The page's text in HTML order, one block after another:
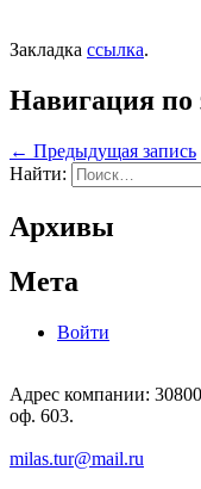
Закладка ссылка.
Навигация по
← Предыдущая запись
Найти:
Архивы
Мета
Войти
Адрес компании:
оф. 603.
milas.tur@mail.ru